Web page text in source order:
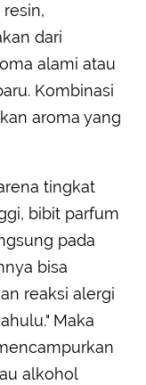
dari
alami atau
Kombinasi
aroma yang
tingkat
bibit parfum
pada
bisa
reaksi alergi
Maka
alkohol